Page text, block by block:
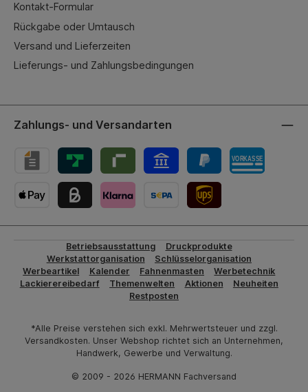
Kontakt-Formular
Rückgabe oder Umtausch
Versand und Lieferzeiten
Lieferungs- und Zahlungsbedingungen
Zahlungs- und Versandarten
Betriebsausstattung
Druckprodukte
Werkstattorganisation
Schlüsselorganisation
Werbeartikel
Kalender Fahnenmasten
Werbetechnik
Lackierereibedarf
Themenwelten Aktionen
Neuheiten
Restposten
*Alle Preise verstehen sich exkl. Mehrwertsteuer und zzgl.
Versandkosten. Unser Webshop richtet sich an Unternehmen,
Handwerk, Gewerbe und Verwaltung.
© 2009 - 2026 HERMANN Fachversand